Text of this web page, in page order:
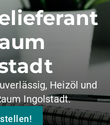
Heizöl und
Ingolstadt.